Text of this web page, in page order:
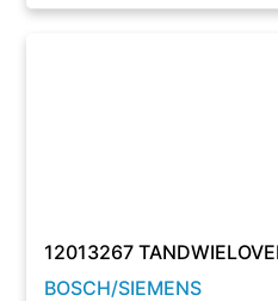
12013267
BOSCH/SIEMENS